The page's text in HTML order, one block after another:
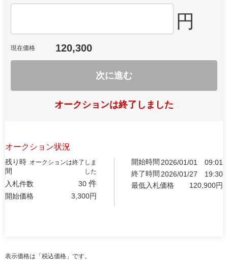
円
現在価格 120,300
次に進む
オークションは終了しました
オークション状況
残り時
間
オークションは終了しま
した
入札件数 30 件
開始価格 3,300円
開始時間 2026/01/01
09:01
終了時間 2026/01/27
19:30
最低入札価格
120,900円
表示価格は「税込価格」です。